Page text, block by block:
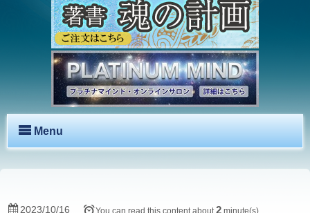
Menu
2023/10/16 You can read this content about2 minute(s)